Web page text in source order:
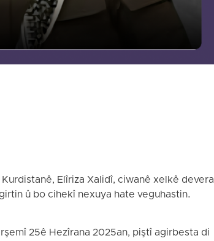
Elîriza Xalidî, ciwanê xelkê devera
û bo cihekî nexuya hate veguhastin.
25ê Hezîrana 2025an, piştî agirbesta di